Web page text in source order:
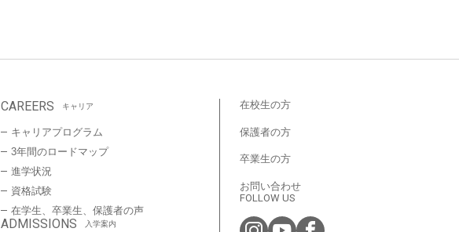
CAREERS キャリア
キャリアプログラム
3年間のロードマップ
進学状況
資格試験
在学生、卒業生、保護者の声
ADMISSIONS 入学案内
在校生の方
保護者の方
卒業生の方
お問い合わせ
FOLLOW US